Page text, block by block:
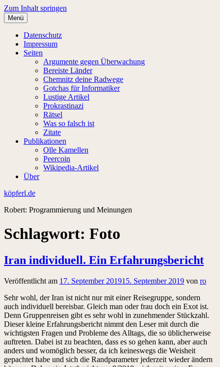
Zum Inhalt springen
Menü
Datenschutz
Impressum
Seiten
Argumente gegen Überwachung
Bereiste Länder
Chemnitz deine Radwege
Gotchas für Informatiker
Lustige Artikel
Prokrastinazi
Rätsel
Was so falsch ist
Zitate
Publikationen
Olle Kamellen
Peercoin
Wikipedia-Artikel
Über
köpferl.de
Robert: Programmierung und Meinungen
Schlagwort: Foto
Iran individuell. Ein Erfahrungsbericht
Veröffentlicht am 17. September 201915. September 2019 von ro
Sehr wohl, der Iran ist nicht nur mit einer Reisegruppe, sondern
auch individuell bereisbar. Gleich man oder frau doch ein Exot ist.
Denn Gruppenreisen gibt es sehr wohl in zunehmender Stückzahl.
Dieser kleine Erfahrungsbericht nimmt den Leser mit durch die
wichtigsten Fragen und Probleme des Alltags, die so üblicherweise
auftreten. Dabei ist zu beachten, dass es so gehen kann, aber auch
anders und womöglich besser, da ich keineswegs die Weisheit
gepachtet habe und sich die Randparameter jederzeit wieder ändern